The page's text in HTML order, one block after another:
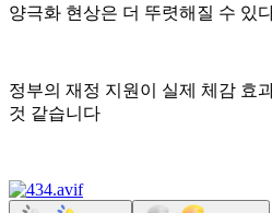
양극화 현상은 더 뚜렷해질 수 있
정부의 재정 지원이 실제 체감 효
것 같습니다